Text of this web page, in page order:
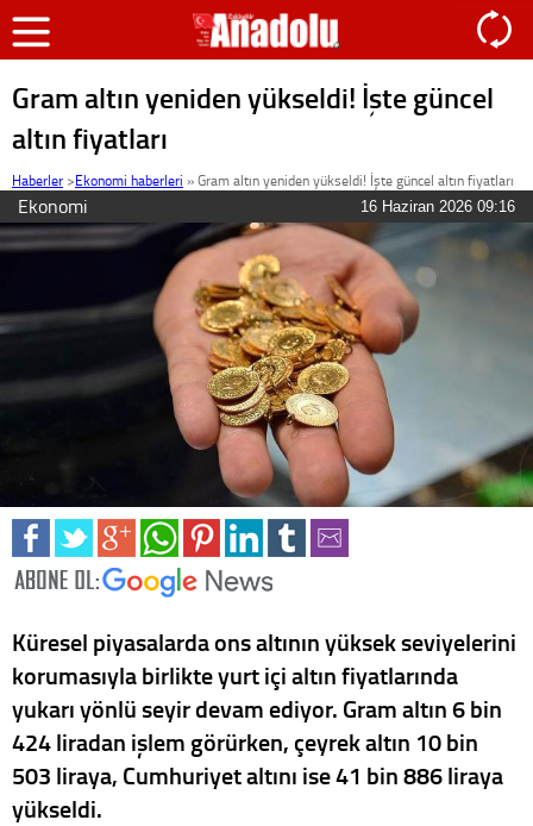
Gram altın yeniden yükseldi! İşte güncel
altın fiyatları
Haberler >Ekonomi haberleri »Gram altın yeniden yükseldi! İşte güncel altın fiyatları
Ekonomi 16 Haziran 2026 09:16
Küresel piyasalarda ons altının yüksek seviyelerini
korumasıyla birlikte yurt içi altın fiyatlarında
yukarı yönlü seyir devam ediyor. Gram altın 6 bin
424 liradan işlem görürken, çeyrek altın 10 bin
503 liraya, Cumhuriyet altını ise 41 bin 886 liraya
yükseldi.